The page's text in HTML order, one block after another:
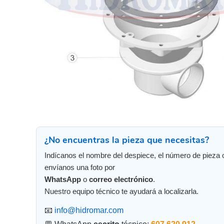
¿No encuentras la pieza que necesitas?
Indícanos el nombre del despiece, el número de pieza
envíanos una foto por
WhatsApp o correo electrónico.
Nuestro equipo técnico te ayudará a localizarla.
📧 info@hidromar.com